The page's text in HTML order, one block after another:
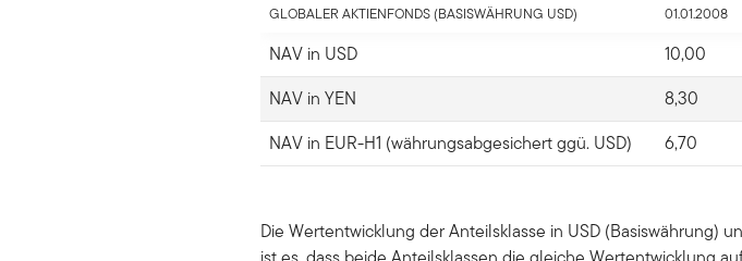
GLOBALER AKTIENFONDS (BASISWÄHRUNG USD) 01.01.2008
NAV in USD 10,00
NAV in YEN
8,30
NAV in EUR-H1 (währungsabgesichert ggü. USD)
6,70
Die Wertentwicklung der Anteilsklasse in USD (Basiswährung)